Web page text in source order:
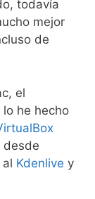
todavía
mejor
de
el
he hecho
desde
Kdenlive y